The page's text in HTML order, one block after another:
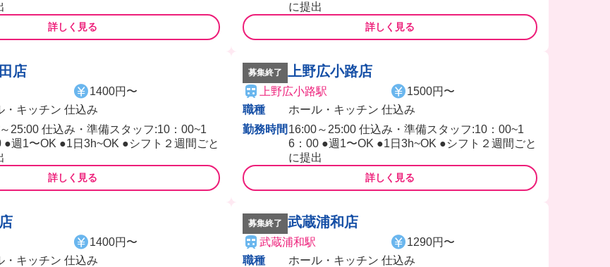
詳しく見る
に提出
詳しく見る
店
1400円〜
・キッチン 仕込み
25:00 仕込み・準備スタッフ:10：00~1
●週1〜OK ●1日3h~OK ●シフト２週間ごと
詳しく見る
募集終了 上野広小路店
上野広小路駅
1500円〜
職種
ホール・キッチン 仕込み
勤務時間 16:00～25:00 仕込み・準備スタッフ:10：00~1
6：00 ●週1〜OK ●1日3h~OK ●シフト２週間ごと
に提出
詳しく見る
1400円〜
・キッチン 仕込み
募集終了 武蔵浦和店
武蔵浦和駅
1290円〜
職種
ホール・キッチン 仕込み